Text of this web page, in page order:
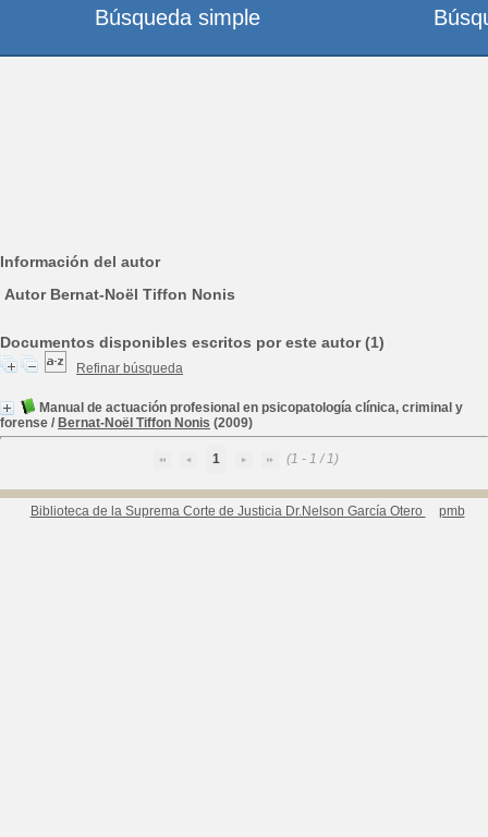
Información del autor
Autor Bernat-Noël Tiffon Nonis
Documentos disponibles escritos por este autor (1)
Refinar búsqueda
Manual de actuación profesional en psicopatología clínica, criminal y
forense / Bernat-Noël Tiffon Nonis (2009)
1 (1 - 1 / 1)
Biblioteca de la Suprema Corte de Justicia Dr.Nelson García Otero pmb
Búsqueda simple